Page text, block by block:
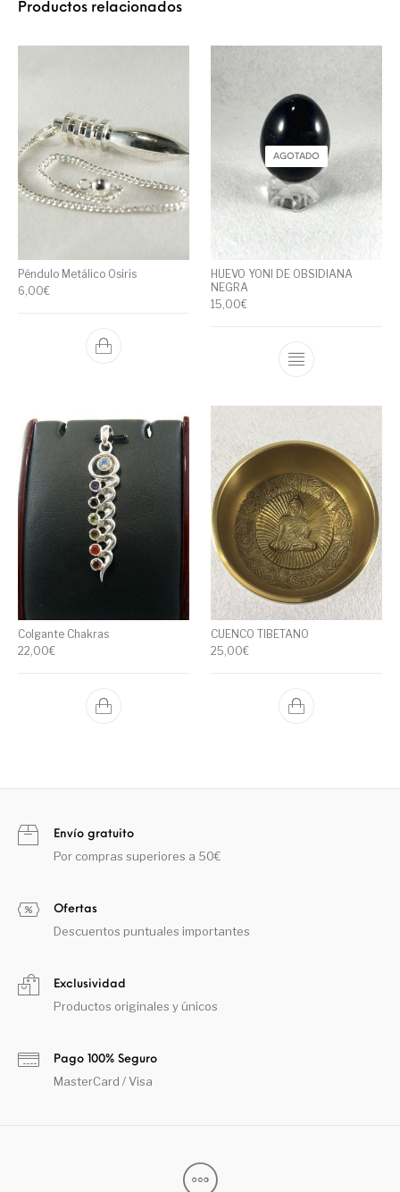
Productos relacionados
Péndulo Metálico Osiris
6,00€
AGOTADO
HUEVO YONI DE OBSIDIANA
NEGRA
15,00€
Colgante Chakras
22,00€
CUENCO TIBETANO
25,00€
Envío gratuito
Por compras superiores a 50€
Ofertas
Descuentos puntuales importantes
Exclusividad
Productos originales y únicos
Pago 100% Seguro
MasterCard / Visa